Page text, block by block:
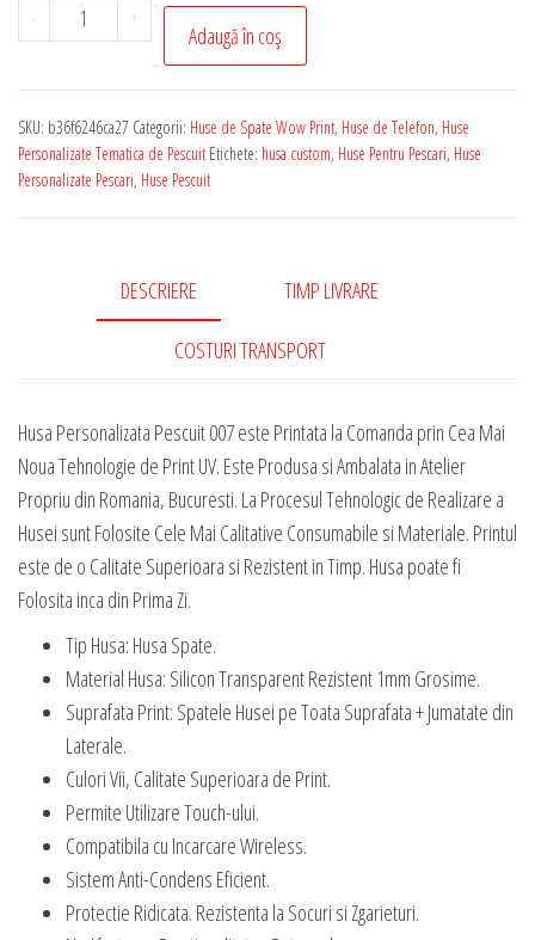
-
Cantitate
Husa
Personalizata
cu
+
Adaugă în coș
SKU: b36f6246ca27 Categorii: Huse de Spate Wow Print, Huse de Telefon, Huse
Personalizate Tematica de Pescuit Etichete: husa custom, Huse Pentru Pescari, Huse
Personalizate Pescari, Huse Pescuit
DESCRIERE TIMP LIVRARE
COSTURI TRANSPORT
Husa Personalizata Pescuit 007 este Printata la Comanda prin Cea Mai
Noua Tehnologie de Print UV. Este Produsa si Ambalata in Atelier
Propriu din Romania, Bucuresti. La Procesul Tehnologic de Realizare a
Husei sunt Folosite Cele Mai Calitative Consumabile si Materiale. Printul
este de o Calitate Superioara si Rezistent in Timp. Husa poate fi
Folosita inca din Prima Zi.
Tip Husa: Husa Spate.
Material Husa: Silicon Transparent Rezistent 1mm Grosime.
Suprafata Print: Spatele Husei pe Toata Suprafata + Jumatate din
Laterale.
Culori Vii, Calitate Superioara de Print.
Permite Utilizare Touch-ului.
Compatibila cu Incarcare Wireless.
Sistem Anti-Condens Eficient.
Protectie Ridicata. Rezistenta la Socuri si Zgarieturi.